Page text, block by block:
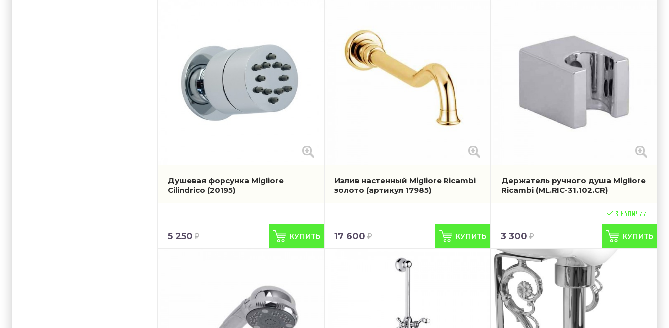
Душевая форсунка Migliore
Cilindrico (20195)
5 250
Излив настенный Migliore Ricambi
золото (артикул 17985)
17 600
Держатель ручного душа Migliore
Ricambi (ML.RIC-31.102.CR)
3 300